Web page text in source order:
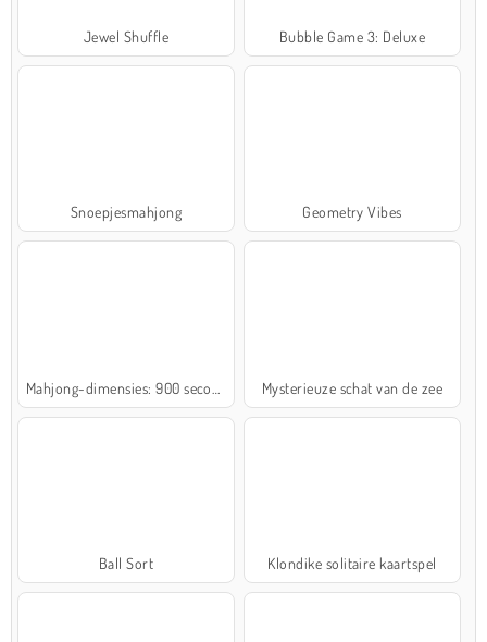
Jewel Shuffle Bubble Game 3: Deluxe
Snoepjesmahjong Geometry Vibes
Mysterieuze schat van de zee
Ball Sort Klondike solitaire kaartspel